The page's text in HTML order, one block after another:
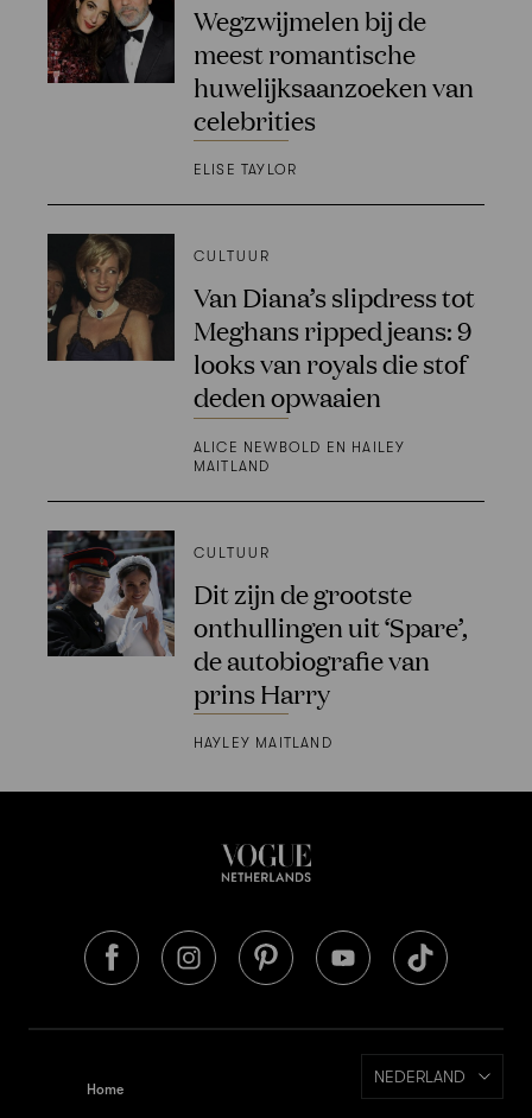
Wegzwijmelen bij de
meest romantische
huwelijksaanzoeken van
celebrities
ELISE TAYLOR
CULTUUR
Van Diana’s slipdress tot
Meghans ripped jeans: 9
looks van royals die stof
deden opwaaien
ALICE NEWBOLD EN HAILEY
MAITLAND
CULTUUR
Dit zijn de grootste
onthullingen uit ‘Spare’,
de autobiografie van
prins Harry
HAYLEY MAITLAND
Home
NEDERLAND